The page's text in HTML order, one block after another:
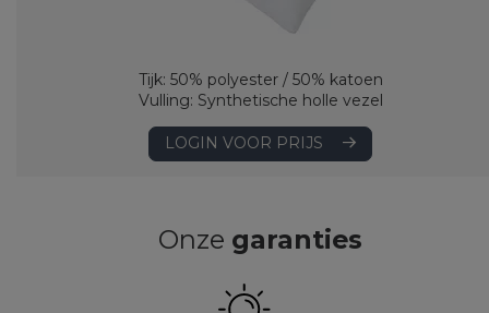
Tijk: 50% polyester / 50% katoen
Vulling: Synthetische holle vezel
LOGIN VOOR PRIJS
Onze garanties